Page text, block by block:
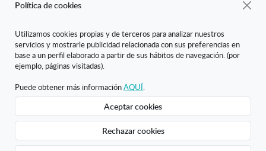
"ARANDA ARTE-VÉRTICE SL ha sido beneficiaria del Fondo Europeo
de Desarrollo Regional cuyo objetivo es mejorar la competitividad de
Digital Internacional con el objetivo de mejorar su posicionamiento
online en mercados exteriores durante el año 2020. Para ello ha
contado con el apoyo del Programa XPANDE DIGITAL de la Cámara
de Comercio de Burgos."
Creado con Atnova Shop
Política de cookies
Utilizamos cookies propias y de terceros para analizar nuestros
servicios y mostrarle publicidad relacionada con sus preferencias en
base a un perfil elaborado a partir de sus hábitos de navegación. (por
ejemplo, páginas visitadas).
Puede obtener más informaciónAQUÍ
Aceptar cookies
Rechazar cookies